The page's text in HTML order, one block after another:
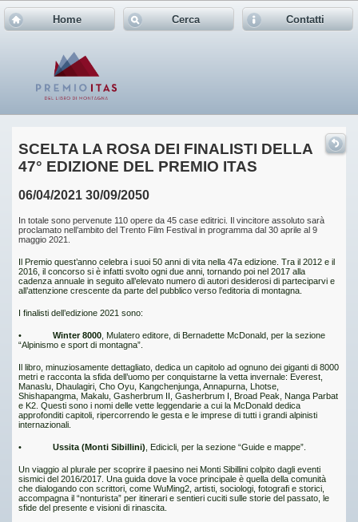
Home Cerca Contatti
SCELTA LA ROSA DEI FINALISTI DELLA
47° EDIZIONE DEL PREMIO ITAS
06/04/2021 30/09/2050
In totale sono pervenute 110 opere da 45 case editrici. Il vincitore assoluto sarà
proclamato nell’ambito del Trento Film Festival in programma dal 30 aprile al 9
maggio 2021.
Il Premio quest’anno celebra i suoi 50 anni di vita nella 47a edizione. Tra il 2012 e il
2016, il concorso si è infatti svolto ogni due anni, tornando poi nel 2017 alla
cadenza annuale in seguito all’elevato numero di autori desiderosi di parteciparvi e
all’attenzione crescente da parte del pubblico verso l’editoria di montagna.
I finalisti dell’edizione 2021 sono:
•Winter 8000 , Mulatero editore, di Bernadette McDonald, per la sezione
“Alpinismo e sport di montagna”.
Il libro, minuziosamente dettagliato, dedica un capitolo ad ognuno dei giganti di 8000
metri e racconta la sfida dell’uomo per conquistarne la vetta invernale: Everest,
Manaslu, Dhaulagiri, Cho Oyu, Kangchenjunga, Annapurna, Lhotse,
Shishapangma, Makalu, Gasherbrum II, Gasherbrum I, Broad Peak, Nanga Parbat
e K2. Questi sono i nomi delle vette leggendarie a cui la McDonald dedica
approfonditi capitoli, ripercorrendo le gesta e le imprese di tutti i grandi alpinisti
internazionali.
•Ussita (Monti Sibillini) , Edicicli, per la sezione “Guide e mappe”.
Un viaggio al plurale per scoprire il paesino nei Monti Sibillini colpito dagli eventi
sismici del 2016/2017. Una guida dove la voce principale è quella della comunità
che dialogando con scrittori, come WuMing2, artisti, sociologi, fotografi e storici,
accompagna il “nonturista” per itinerari e sentieri cuciti sulle storie del passato, le
sfide del presente e visioni di rinascita.